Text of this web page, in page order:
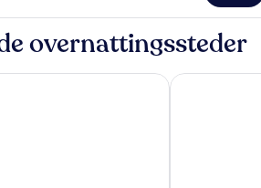
overnattingssteder
Walkerhill